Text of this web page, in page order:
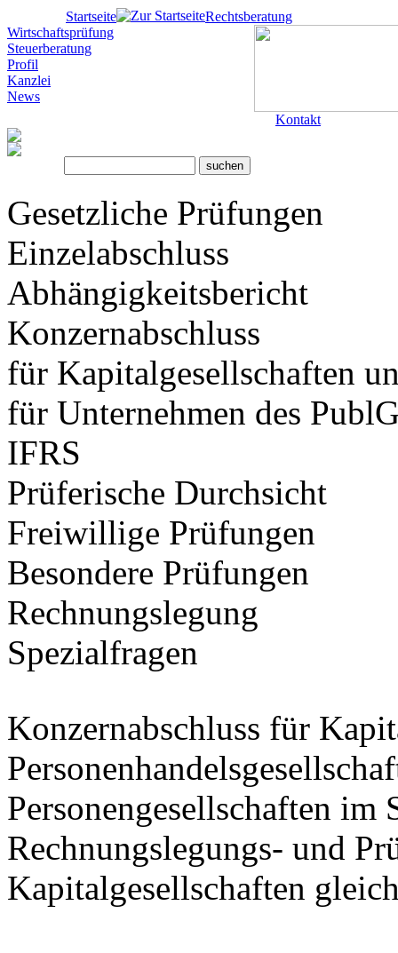
Startseite
Rechtsberatung
Wirtschaftsprüfung
Steuerberatung
Profil
Kanzlei
News
Kontakt
Gesetzliche Prüfungen
Einzelabschluss
Abhängigkeitsbericht
Konzernabschluss
für Kapitalgesellschaften
für Unternehmen des
IFRS
Prüferische Durchsicht
Freiwillige Prüfungen
Besondere Prüfungen
Rechnungslegung
Spezialfragen
Konzernabschluss für
Personengesellschaften
Rechnungslegungs- und
Kapitalgesellschaften